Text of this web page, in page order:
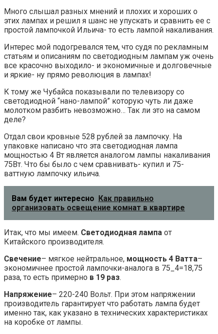
Много слышал разных мнений и плохих и хороших о
этих лампах и решил я шанс не упускать и сравнить ее с
простой лампочкой Ильича- то есть лампой накаливания.
Интерес мой подогревался тем, что судя по рекламным
статьям и описаниям по светодиодным лампам уж очень
все красочно выходило- и экономичные и долговечные
и яркие- ну прямо революция в лампах!
К тому же Чубайса показывали по телевизору со
светодиодной “нано-лампой” которую чуть ли даже
молотком разбить невозможно… Так ли это на самом
деле?
Отдал свои кровные 528 рублей за лампочку. На
упаковке написано что эта светодиодная лампа
мощностью 4 Вт является аналогом лампы накаливания
75Вт. Что бы было с чем сравнивать- купил и 75-
ваттную лампочку ильича.
Вам будет интересно
Как правильно
организовать освещение комнат в квартире
Итак, что мы имеем. Светодиодная лампа от
Китайского производителя.
Свечение– мягкое нейтральное, мощность 4 Ватта–
экономичнее простой лампочки-аналога в 75_4=18,75
раза, то есть примерно в 19 раз.
Напряжение– 220-240 Вольт. При этом напряжении
производитель гарантирует что работать лампа будет
именно так, как указано в технических характеристиках
на коробке от лампы.